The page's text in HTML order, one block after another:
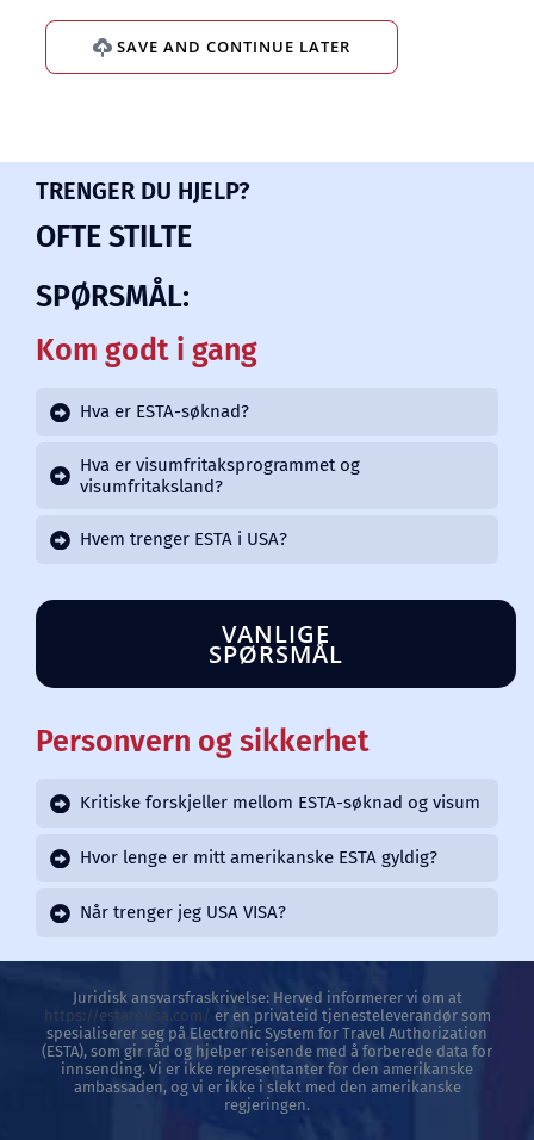
SAVE AND CONTINUE LATER
TRENGER DU HJELP?
OFTE STILTE
SPØRSMÅL:
Kom godt i gang
Hva er ESTA-søknad?
Hva er visumfritaksprogrammet og
visumfritaksland?
Hvem trenger ESTA i USA?
VANLIGE
SPØRSMÅL
Personvern og sikkerhet
Kritiske forskjeller mellom ESTA-søknad og visum
Hvor lenge er mitt amerikanske ESTA gyldig?
Når trenger jeg USA VISA?
Juridisk ansvarsfraskrivelse: Herved informerer vi om at
https://estatousa.com/ er en privateid tjenesteleverandør som
spesialiserer seg på Electronic System for Travel Authorization
(ESTA), som gir råd og hjelper reisende med å forberede data for
innsending. Vi er ikke representanter for den amerikanske
ambassaden, og vi er ikke i slekt med den amerikanske
regjeringen.